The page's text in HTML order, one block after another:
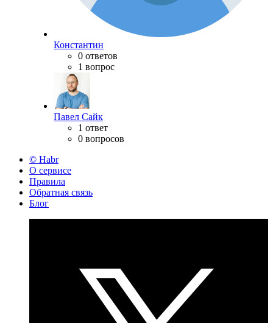
Константин
0 ответов
1 вопрос
Павел Сайк
1 ответ
0 вопросов
© Habr
О сервисе
Правила
Обратная связь
Блог